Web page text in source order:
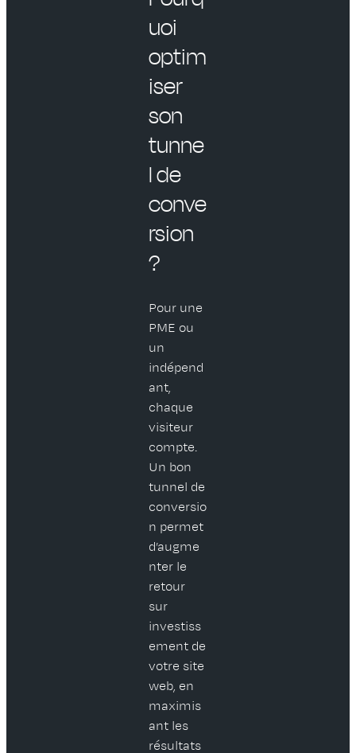
uoi
optim
iser
son
tunne
l de
conve
rsion
?
Pour une
PME ou
un
indépend
ant,
chaque
visiteur
compte.
Un bon
tunnel de
conversio
n permet
d’augme
nter le
retour
sur
investiss
ement de
votre site
web, en
maximis
ant les
résultats